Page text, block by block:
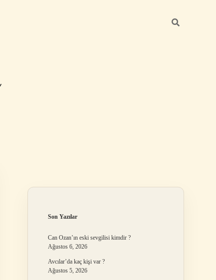
Son Yazılar
Can Ozan’ın eski sevgilisi kimdir ?
Ağustos 6, 2026
Avcılar’da kaç kişi var ?
Ağustos 5, 2026